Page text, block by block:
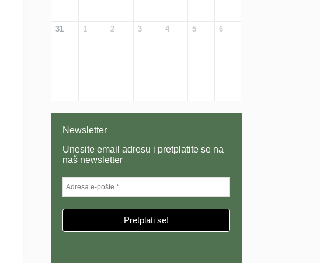
31 1 2 3 4 5 6
Newsletter
Unesite email adresu i pretplatite se na
naš newsletter